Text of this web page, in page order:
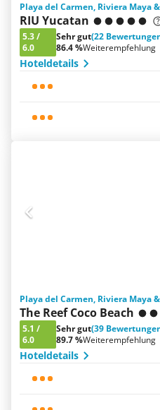
Playa del Carmen, Riviera Maya
RIU Yucatan
5.3/
6.0
Sehr gut(22
86.4 %Weiterempfehlung
Hoteldetails
Playa del Carmen, Riviera Maya
The Reef Coco Beach
5.1 /
6.0
Sehr gut(39
89.7 %Weiterempfehlung
Hoteldetails